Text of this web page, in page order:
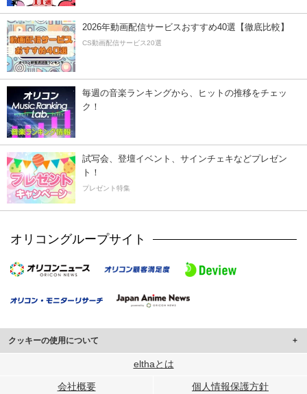
2026年動画配信サービスおすすめ40選【徹底比較】
CS動画配信サービス20選
毎週の音楽ランキングから、ヒットの推移をチェッ
ク！
試写会、登壇イベント、サインチェキなどプレゼン
ト！
プレゼント特集
オリコングループサイト
クッキーの使用について
このサイトでは Cookie を使用して、ユーザーに合わせたコンテンツや広告の
行っています。
elthaとは
会社概要 個人情報保護方針